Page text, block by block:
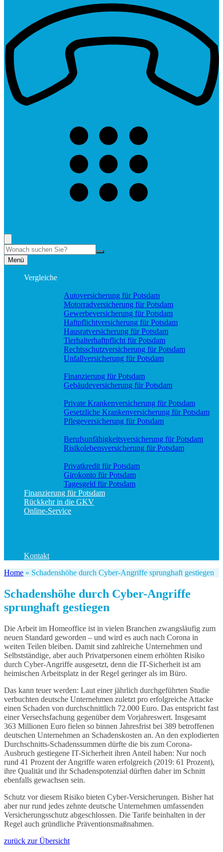
Suche
Menü
Vergleiche
Autoversicherung für Potsdam
Motorradversicherung für Potsdam
Gewerbeversicherung für Potsdam
Haftpflichtversicherung für Potsdam
Hausratversicherung für Potsdam
Tierhalterhaftpflicht für Potsdam
Rechtsschutzversicherung für Potsdam
Unfallversicherung für Potsdam
Finanzierung für Potsdam
Gebäudeversicherung für Potsdam
Private Krankenversicherung für Potsdam
Gesetzliche Krankenversicherung für Potsdam
Pflegeversicherung für Potsdam
Berufs­unfähigkeitsversicherung für Potsdam
Risikolebensversicherung für Potsdam
Privatkredit für Potsdam
Girokonto für Potsdam
Tagesgeld für Potsdam
Finanzierung für Potsdam
Rückkehr in die GKV
Online-Service
Kontakt
Home » Schadenshöhe durch Cyber-Angriffe sprunghaft gestiegen
Schadenshöhe durch Cyber-Angriffe
sprunghaft gestiegen
Die Arbeit im Homeoffice ist in vielen Branchen zwangsläufig zum
neuen Standard geworden – und wird es auch nach Corona in
weiten Teilen bleiben. Damit sind zahlreiche Unternehmen und
Selbstständige, aber auch Privatpersonen einem erhöhten Risiko
durch Cyber-Angriffe ausgesetzt, denn die IT-Sicherheit ist am
heimischen Arbeitsplatz in der Regel geringer als im Büro.
Das kann teuer werden: Laut einer jährlich durchgeführten Studie
verbuchten deutsche Unternehmen zuletzt pro erfolgreiche Attacke
einen Schaden von durchschnittlich 72.000 Euro. Das entspricht fast
einer Versechsfachung gegenüber dem Vorjahreswert. Insgesamt
363 Millionen Euro fielen so binnen Jahresfrist bei 389 betroffenen
deutschen Unternehmen an Schadenskosten an. An den explodierten
Durchschnitts-Schadenssummen dürfte die bis zum Corona-
Ausbruch gestiegene IT-Sicherheit ihren Anteil haben: Nur noch
rund 41 Prozent der Angriffe waren erfolgreich (2019: 61 Prozent),
ihre Qualität und ihr Schadenspotenzial dürften daher im Schnitt
ebenfalls gewachsen sein.
Schutz vor diesem Risiko bieten Cyber-Versicherungen. Bisher hat
aber nur rund jedes zehnte deutsche Unternehmen umfassenden
Versicherungsschutz abgeschlossen. Die Tarife beinhalten in der
Regel auch gründliche Präventionsmaßnahmen.
zurück zur Übersicht